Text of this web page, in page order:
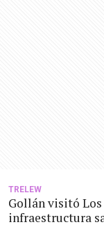
TRELEW
Gollán visitó Los
infraestructura